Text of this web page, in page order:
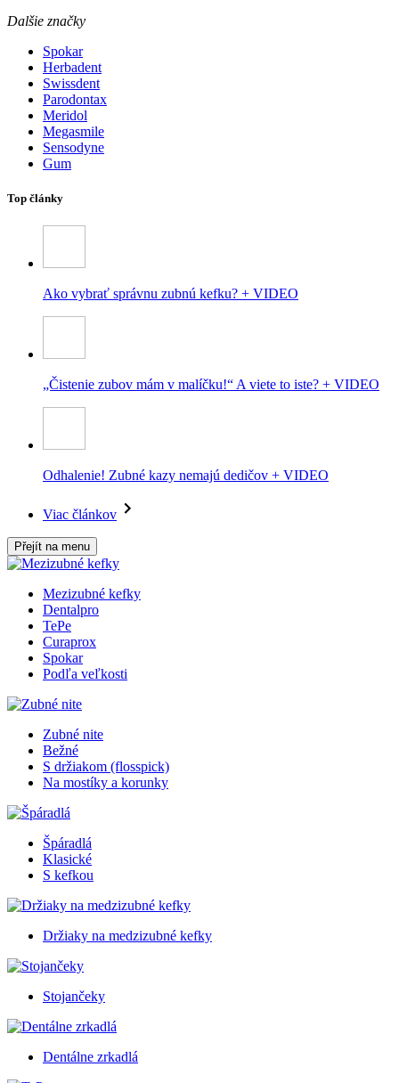
Dalšie značky
Spokar
Herbadent
Swissdent
Parodontax
Meridol
Megasmile
Sensodyne
Gum
Top články
Ako vybrať správnu zubnú kefku? + VIDEO
„Čistenie zubov mám v malíčku!“ A viete to iste? + VIDEO
Odhalenie! Zubné kazy nemajú dedičov + VIDEO
Viac článkov
Přejít na menu
Mezizubné kefky
Dentalpro
TePe
Curaprox
Spokar
Podľa veľkosti
Zubné nite
Bežné
S držiakom (flosspick)
Na mostíky a korunky
Špáradlá
Klasické
S kefkou
Držiaky na medzizubné kefky
Stojančeky
Dentálne zrkadlá